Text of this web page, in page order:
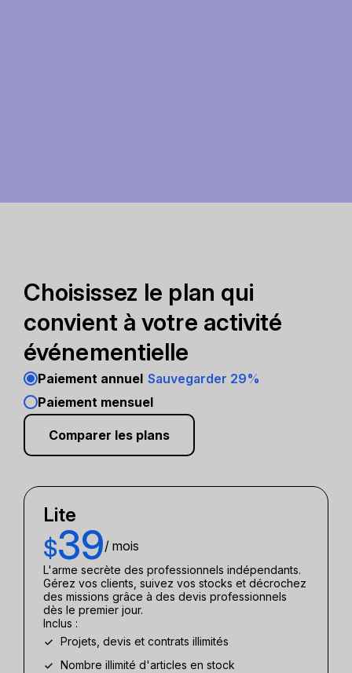
Choisissez le plan qui
convient à votre activité
événementielle
Paiement annuel Sauvegarder 29%
Paiement mensuel
Comparer les plans
Lite
$39/ mois
L'arme secrète des professionnels indépendants.
Gérez vos clients, suivez vos stocks et décrochez
des missions grâce à des devis professionnels
dès le premier jour.
Inclus :
Projets, devis et contrats illimités
Nombre illimité d'articles en stock